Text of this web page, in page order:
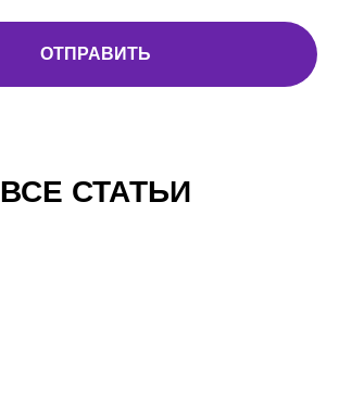
ОТПРАВИТЬ
ВСЕ СТАТЬИ